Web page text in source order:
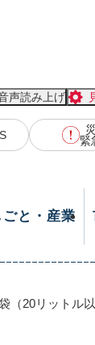
声読み上げ
緊
ごと・産業
（20リットル